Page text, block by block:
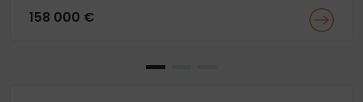
158 000 €